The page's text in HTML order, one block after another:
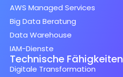
AWS Managed Services
Big Data Beratung
Data Warehouse
IAM-Dienste
Technische Fähigkeiten
Digitale Transformation